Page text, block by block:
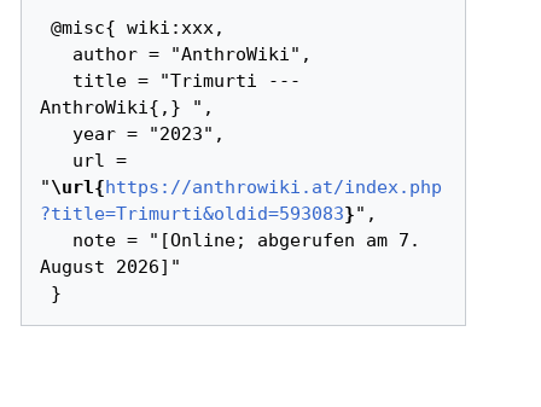
@misc{ wiki:xxx,
AnthroWiki{,} ",
"\url{https://anthrowiki.at/index.php
?title=Trimurti&oldid=593083}",
August 2026]"